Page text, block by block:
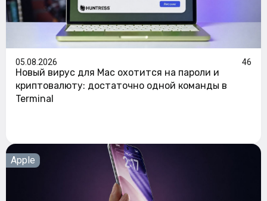
05.08.2026 46
Новый вирус для Mac охотится на пароли и
криптовалюту: достаточно одной команды в
Terminal
Apple